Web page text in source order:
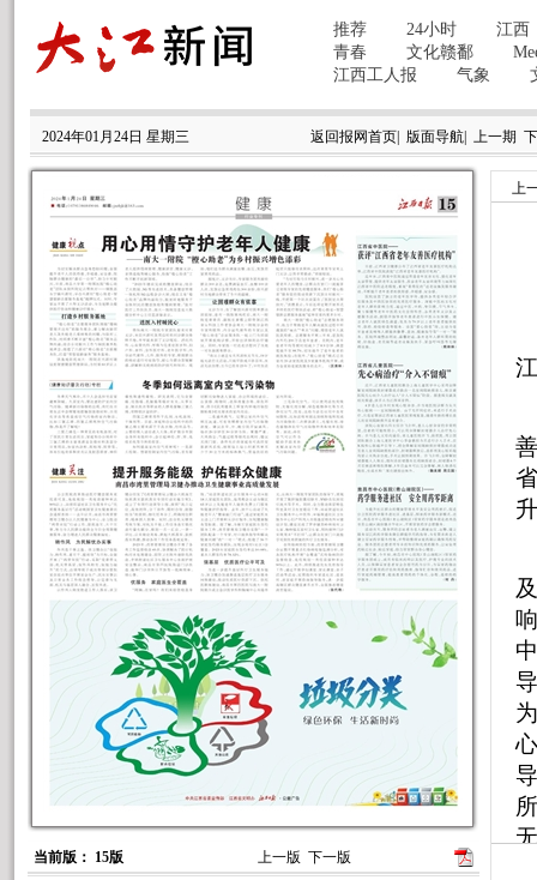
2024年01月24日 星期三 返回报网首页| 版面导航| 上一期
当前版： 15版 上一版 下一版
上